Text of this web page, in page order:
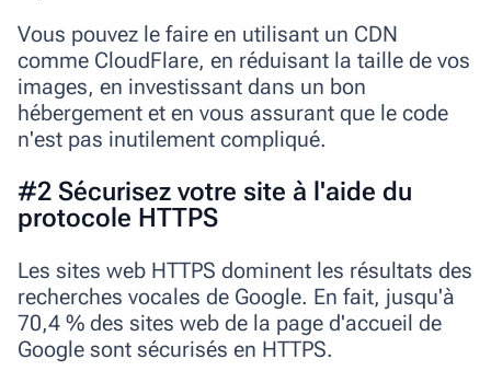
Vous pouvez le faire en utilisant un CDN
comme CloudFlare, en réduisant la taille de vos
images, en investissant dans un bon
hébergement et en vous assurant que le code
n'est pas inutilement compliqué.
#2 Sécurisez votre site à l'aide du
protocole HTTPS
Les sites web HTTPS dominent les résultats des
recherches vocales de Google. En fait, jusqu'à
70,4 % des sites web de la page d'accueil de
Google sont sécurisés en HTTPS.